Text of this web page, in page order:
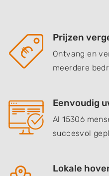
Prijzen
Ontvang en
meerdere
Eenvoudig
Al 15306
succesvol
Lokale